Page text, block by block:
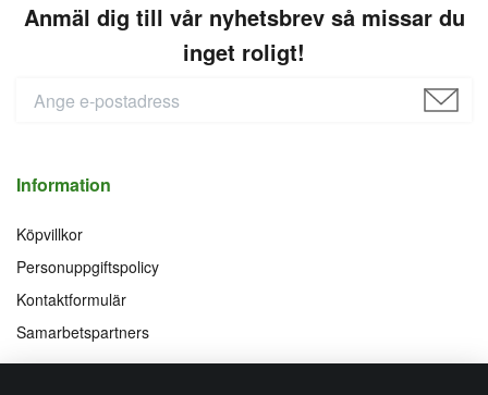
Anmäl dig till vår nyhetsbrev så missar du
inget roligt!
Information
Köpvillkor
Personuppgiftspolicy
Kontaktformulär
Samarbetspartners
Följ oss på Vi accepterar